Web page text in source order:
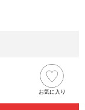
お気に入り